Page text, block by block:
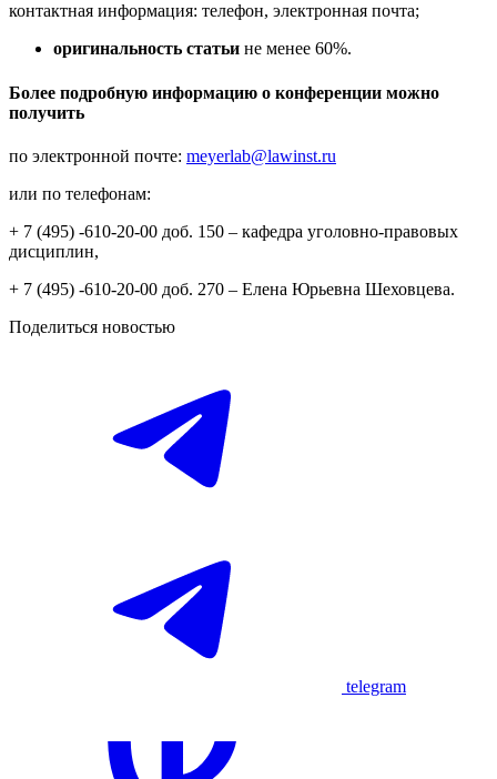
контактная информация: телефон, электронная почта;
оригинальность статьи не менее 60%.
Более подробную информацию о конференции можно
получить
по электронной почте: meyerlab@lawinst.ru
или по телефонам:
+ 7 (495) -610-20-00 доб. 150 – кафедра уголовно-правовых
дисциплин,
+ 7 (495) -610-20-00 доб. 270 – Елена Юрьевна Шеховцева.
Поделиться новостью
telegram